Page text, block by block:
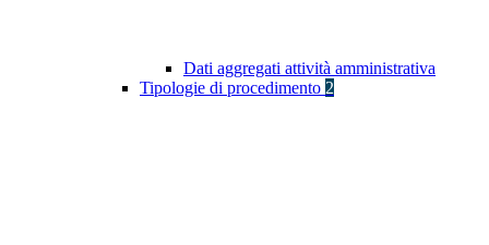
Dati aggregati attività amministrativa
Tipologie di procedimento 2